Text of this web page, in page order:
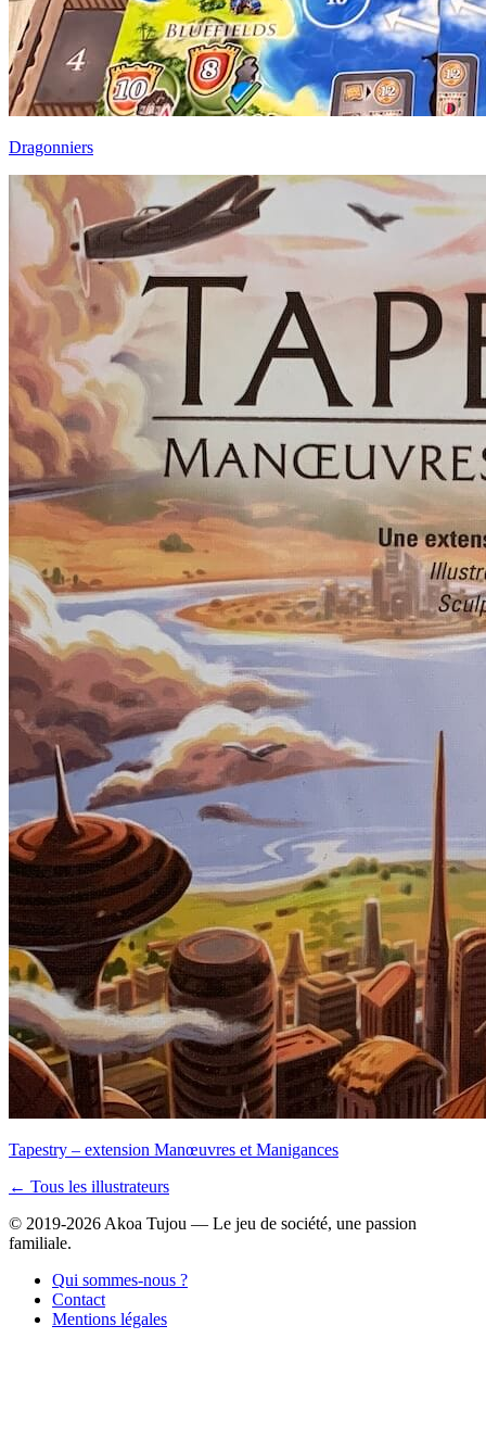
Dragonniers
Tapestry – extension Manœuvres et Manigances
← Tous les illustrateurs
© 2019-2026 Akoa Tujou — Le jeu de société, une passion
familiale.
Qui sommes-nous ?
Contact
Mentions légales